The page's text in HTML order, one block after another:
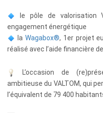
le pôle de valorisation
engagement énergétique
la Wagabox®, 1er projet
réalisé avec l’aide financière de
L’occasion de
ambitieuse du VALTOM, qui
l’équivalent de 79 400